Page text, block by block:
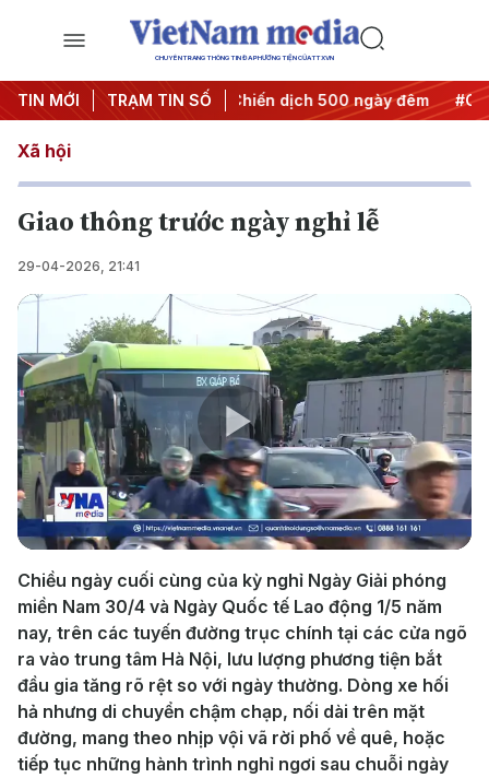
CHUYÊN TRANG THÔNG TIN ĐA PHƯƠNG TIỆN CỦA TTXVN
TIN MỚI TRẠM TIN SỐ
hành động #Chiến dịch 500 ngày đêm #Chống
Xã hội
Giao thông trước ngày nghỉ lễ
29-04-2026, 21:41
Play
Video
Chiều ngày cuối cùng của kỳ nghỉ Ngày Giải phóng
miền Nam 30/4 và Ngày Quốc tế Lao động 1/5 năm
nay, trên các tuyến đường trục chính tại các cửa ngõ
ra vào trung tâm Hà Nội, lưu lượng phương tiện bắt
đầu gia tăng rõ rệt so với ngày thường. Dòng xe hối
hả nhưng di chuyển chậm chạp, nối dài trên mặt
đường, mang theo nhịp vội vã rời phố về quê, hoặc
tiếp tục những hành trình nghỉ ngơi sau chuỗi ngày